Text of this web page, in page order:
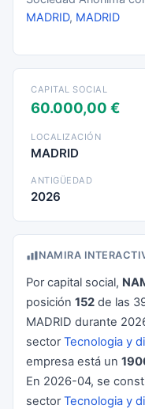
MADRID, MADRID
CAPITAL SOCIAL
60.000,00 €
LOCALIZACIÓN
MADRID
ANTIGÜEDAD
2026
NAMIRA
Por capital social,
posición 152 de las
MADRID durante
sectorTecnologia y
empresa está un
En 2026-04, se
sectorTecnologia y